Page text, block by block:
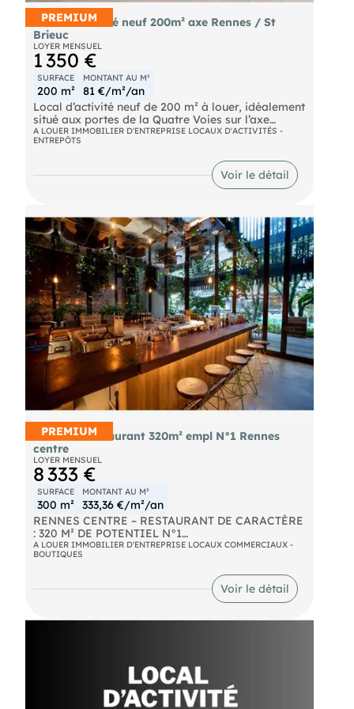
PREMIUM
Local d’activité neuf 200m² axe Rennes / St
Brieuc
LOYER MENSUEL
1 350 €
SURFACE
200 m²
MONTANT AU M²
81 €/m²/an
Local d’activité neuf de 200 m² à louer, idéalement
situé aux portes de la Quatre Voies sur l’axe
Rennes – Saint-Brieuc.
Bâtiment fonctionnel avec porte sectionnelle
4x3m, belle hauteur sous plafond de 5m et 2
Excellente visibilité avec possibilité d’enseigne
Honoraires de 4 374 € à la charge du locataire.
Provision sur charges 80 €/mois, régularisation
annuelle. Dépôt de garantie 2 700 €. Non soumis
au DPE. Les informations sur les risques auxquels
ce bien est exposé sont disponibles sur le site
Géorisques : https://www.georisques.gouv.fr.
.
: L'Immobilier sur Mesure !
A LOUER IMMOBILIER D'ENTREPRISE LOCAUX D'ACTIVITÉS -
ENTREPÔTS
Voir le détail
PREMIUM
Location restaurant 320m² empl N°1 Rennes
centre
LOYER MENSUEL
8 333 €
SURFACE
300 m²
MONTANT AU M²
333,36 €/m²/an
RENNES CENTRE – RESTAURANT DE CARACTÈRE
: 320 M² DE POTENTIEL N°1
L'adresse idéale pour votre prochain concept
phare.
Situé au cœur de l'effervescence du centre-ville de
Rennes, nous vous proposons la cession de ce
d'une visibilité stratégique et d'un cachet
Cet établissement de 320 m² a été pensé pour
allier confort client et efficacité opérationnelle :
A LOUER IMMOBILIER D'ENTREPRISE LOCAUX COMMERCIAUX -
BOUTIQUES
Voir le détail